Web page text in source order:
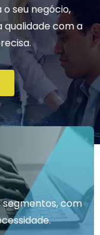
seu negócio,
qualidade com a
com